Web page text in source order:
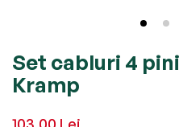
to
the
Set cabluri 4
Kramp